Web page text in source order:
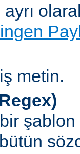
ayrı
metin.
şablon